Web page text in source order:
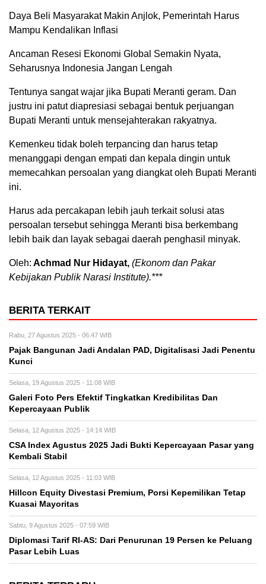
Daya Beli Masyarakat Makin Anjlok, Pemerintah Harus
Mampu Kendalikan Inflasi
Ancaman Resesi Ekonomi Global Semakin Nyata,
Seharusnya Indonesia Jangan Lengah
Tentunya sangat wajar jika Bupati Meranti geram. Dan
justru ini patut diapresiasi sebagai bentuk perjuangan
Bupati Meranti untuk mensejahterakan rakyatnya.
Kemenkeu tidak boleh terpancing dan harus tetap
menanggapi dengan empati dan kepala dingin untuk
memecahkan persoalan yang diangkat oleh Bupati Meranti
ini.
Harus ada percakapan lebih jauh terkait solusi atas
persoalan tersebut sehingga Meranti bisa berkembang
lebih baik dan layak sebagai daerah penghasil minyak.
Oleh: Achmad Nur Hidayat, (Ekonom dan Pakar
Kebijakan Publik Narasi Institute).***
BERITA TERKAIT
Rabu, 27 Agustus 2025 - 06:47 WIB
Pajak Bangunan Jadi Andalan PAD, Digitalisasi Jadi Penentu
Kunci
Selasa, 19 Agustus 2025 - 11:08 WIB
Galeri Foto Pers Efektif Tingkatkan Kredibilitas Dan
Kepercayaan Publik
Selasa, 12 Agustus 2025 - 14:14 WIB
CSA Index Agustus 2025 Jadi Bukti Kepercayaan Pasar yang
Kembali Stabil
Selasa, 12 Agustus 2025 - 11:03 WIB
Hillcon Equity Divestasi Premium, Porsi Kepemilikan Tetap
Kuasai Mayoritas
Sabtu, 9 Agustus 2025 - 07:59 WIB
Diplomasi Tarif RI-AS: Dari Penurunan 19 Persen ke Peluang
Pasar Lebih Luas